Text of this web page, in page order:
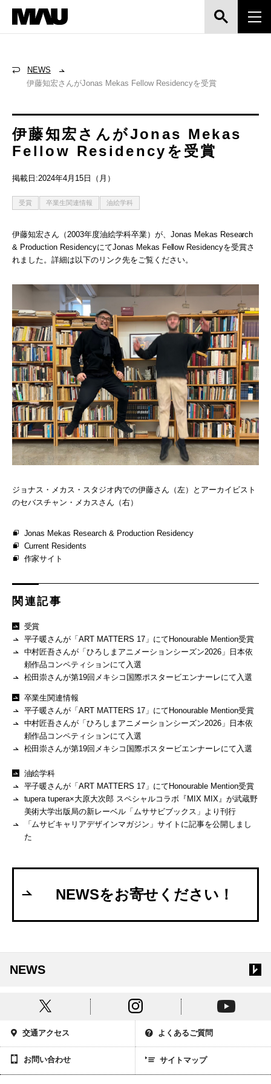
NEWS
伊藤知宏さんがJonas Mekas Fellow Residencyを受賞
伊藤知宏さんがJonas Mekas
Fellow Residencyを受賞
掲載日:2024年4月15日（月）
受賞 卒業生関連情報 油絵学科
伊藤知宏さん（2003年度油絵学科卒業）が、Jonas Mekas Research
& Production ResidencyにてJonas Mekas Fellow Residencyを受賞さ
れました。詳細は以下のリンク先をご覧ください。
ジョナス・メカス・スタジオ内での伊藤さん（左）とアーカイビスト
のセバスチャン・メカスさん（右）
Jonas Mekas Research & Production Residency
Current Residents
作家サイト
関連記事
受賞
平子暖さんが「ART MATTERS 17」にてHonourable Mention受賞
中村匠吾さんが「ひろしまアニメーションシーズン2026」日本依
頼作品コンペティションにて入選
松田崇さんが第19回メキシコ国際ポスタービエンナーレにて入選
卒業生関連情報
平子暖さんが「ART MATTERS 17」にてHonourable Mention受賞
中村匠吾さんが「ひろしまアニメーションシーズン2026」日本依
頼作品コンペティションにて入選
松田崇さんが第19回メキシコ国際ポスタービエンナーレにて入選
油絵学科
平子暖さんが「ART MATTERS 17」にてHonourable Mention受賞
tupera tupera×大原大次郎 スペシャルコラボ『MIX MIX』が武蔵野
美術大学出版局の新レーベル「ムササビブックス」より刊行
「ムサビキャリアデザインマガジン」サイトに記事を公開しまし
た
NEWSをお寄せください！
NEWS
交通アクセス よくあるご質問
お問い合わせ サイトマップ